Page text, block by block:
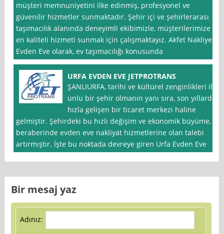
müşteri memnuniyetini ilke edinmiş, profesyonel ve
güvenilir hizmetler sunmaktadır. Şehir içi ve şehirlerarası
taşımacılık alanında deneyimli ekibimizle, müşterilerimize
en kaliteli hizmeti sunmak için çalışmaktayız. Akfet Nakliye
Evden Eve olarak, ev taşımacılığı konusunda
URFA EVDEN EVE JETPROTRANS
ŞANLIURFA, tarihi ve kültürel zenginlikleri ile
ünlü bir şehir olmanın yanı sıra, son yıllarda
hızla gelişen bir ticaret merkezi haline
gelmiştir. Şehirdeki bu hızlı değişim ve ekonomik büyüme,
beraberinde evden eve nakliyat hizmetlerine olan talebi
artırmıştır. İşte bu noktada devreye giren Urfa Evden Eve
Bir mesaj yaz
Adınız: